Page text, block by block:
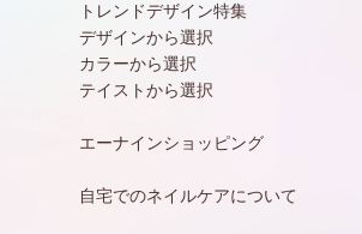
トレンドデザイン特集
デザインから選択
カラーから選択
テイストから選択
エーナインショッピング
自宅でのネイルケアについて